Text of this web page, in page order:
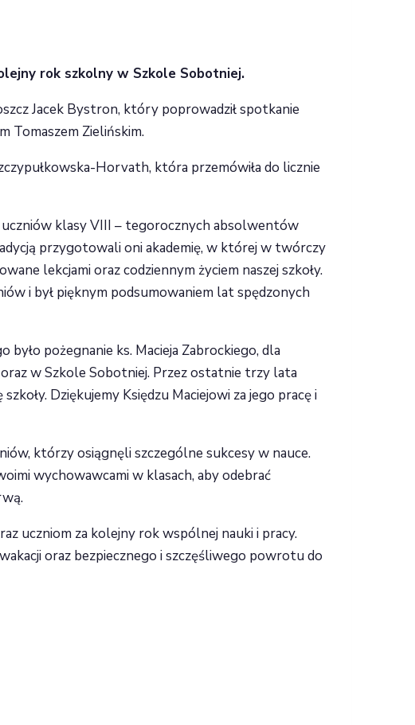
rok szkolny w Szkole Sobotniej.
Jacek Bystron, który poprowadził spotkanie
Tomaszem Zielińskim.
Horvath, która przemówiła do licznie
klasy VIII – tegorocznych absolwentów
przygotowali oni akademię, w której w twórczy
lekcjami oraz codziennym życiem naszej szkoły.
i był pięknym podsumowaniem lat spędzonych
pożegnanie ks. Macieja Zabrockiego, dla
w Szkole Sobotniej. Przez ostatnie trzy lata
Dziękujemy Księdzu Maciejowi za jego pracę i
którzy osiągnęli szczególne sukcesy w nauce.
wychowawcami w klasach, aby odebrać
uczniom za kolejny rok wspólnej nauki i pracy.
oraz bezpiecznego i szczęśliwego powrotu do